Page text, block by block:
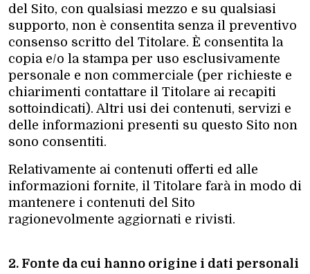
del Sito, con qualsiasi mezzo e su qualsiasi
supporto, non è consentita senza il preventivo
consenso scritto del Titolare. È consentita la
copia e/o la stampa per uso esclusivamente
personale e non commerciale (per richieste e
chiarimenti contattare il Titolare ai recapiti
sottoindicati). Altri usi dei contenuti, servizi e
delle informazioni presenti su questo Sito non
sono consentiti.
Relativamente ai contenuti offerti ed alle
informazioni fornite, il Titolare farà in modo di
mantenere i contenuti del Sito
ragionevolmente aggiornati e rivisti.
2. Fonte da cui hanno origine i dati personali